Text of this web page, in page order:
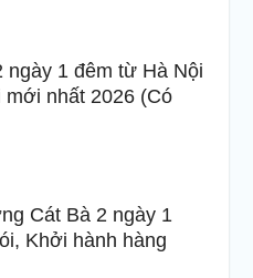
ngày 1 đêm từ Hà Nội
mới nhất 2026 (Có
Cát Bà 2 ngày 1
Khởi hành hàng